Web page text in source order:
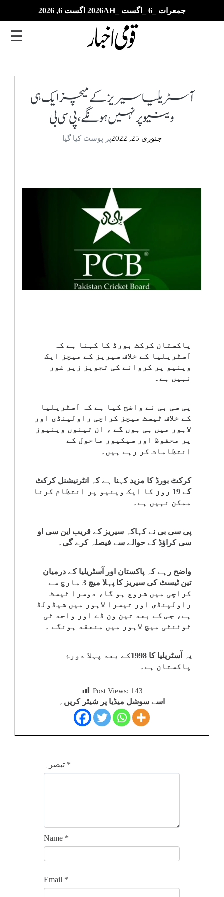
جمعرات _6 _اگست _2026AH اگست 6, 2026
‎کرائم
سیاست
سپلیمنٹس
☰
آسٹریلیا سیریز کے میچز ایک ہی
وینیو پر نہیں ہونگے، پی سی بی
جنوری 25, 2022 پر پوسٹ کیا گیا
پاکستان کرکٹ بورڈ کا کہنا ہے کہ
آسٹریلیا کے خلاف سیریز کے میچز ایک
وینیو پر کروانے کی تجویز زیر غور
نہیں ہے۔
پی سی بی نے واضح کیا ہے کہ آسٹریلیا
کے خلاف ٹیسٹ میچز کراچی راولپنڈی اور
لاہور میں ہی ہوں گے ، ان تینوں وینیوز
پر محفوظ اور سیکیور ماحول کے
انتظامات کر رہے ہیں۔
کرکٹ بورڈ کا مزید کہنا ہے کہ انٹرنیشنل کرکٹ
کے 19 روز کا ایک وینیو پر انتظام کرنا
ممکن نہیں ہے۔
پی سی بی نے کہاکہ سیریز کے قریب این سی او
سی کراؤڈ کے حوالے سے فیصلہ کرے گی۔
واضح رہے کہ پاکستان اور آسٹریلیا کے درمیان
تین ٹیسٹ کی سیریز کا پہلا میچ 3 مارچ سے
کراچی میں شروع ہو گا، دوسرا ٹیسٹ
راولپنڈی اور تیسرا لاہور میں شیڈولڈ
ہے، جس کے بعد تین ون ڈے اور واحد ٹی
ٹوئنٹی میچ لاہور میں منعقد ہونگے ۔
یہ آسٹریلیا کا 1998کے بعد پہلا دورۂ
پاکستان ہے۔
Post Views: 143
اسے سوشل میڈیا پر شیئر کریں۔
تبصرہ *
Name *
Email *